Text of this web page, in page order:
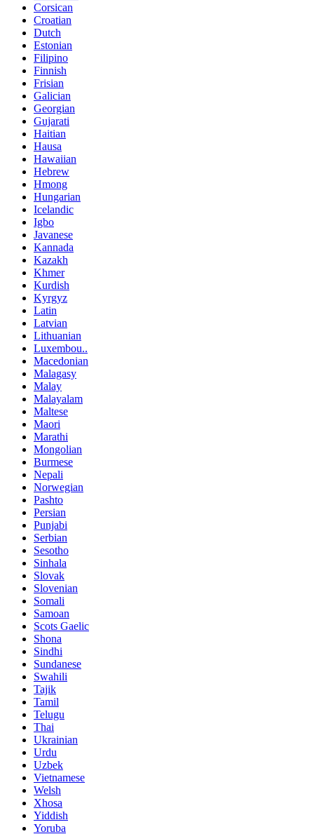
Corsican
Croatian
Dutch
Estonian
Filipino
Finnish
Frisian
Galician
Georgian
Gujarati
Haitian
Hausa
Hawaiian
Hebrew
Hmong
Hungarian
Icelandic
Igbo
Javanese
Kannada
Kazakh
Khmer
Kurdish
Kyrgyz
Latin
Latvian
Lithuanian
Luxembou..
Macedonian
Malagasy
Malay
Malayalam
Maltese
Maori
Marathi
Mongolian
Burmese
Nepali
Norwegian
Pashto
Persian
Punjabi
Serbian
Sesotho
Sinhala
Slovak
Slovenian
Somali
Samoan
Scots Gaelic
Shona
Sindhi
Sundanese
Swahili
Tajik
Tamil
Telugu
Thai
Ukrainian
Urdu
Uzbek
Vietnamese
Welsh
Xhosa
Yiddish
Yoruba